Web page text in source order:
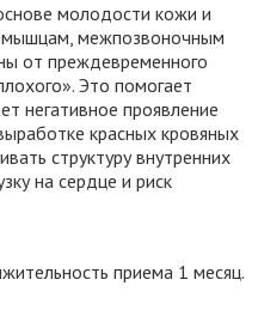
молодости кожи и
мышцам, межпозвоночным
от преждевременного
Это помогает
негативное проявление
красных кровяных
структуру внутренних
на сердце и риск
приема 1 месяц.